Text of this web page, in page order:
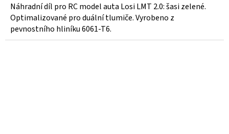
Náhradní díl pro RC model auta Losi LMT 2.0: šasi zelené.
Optimalizované pro duální tlumiče. Vyrobeno z
pevnostního hliníku 6061-T6.